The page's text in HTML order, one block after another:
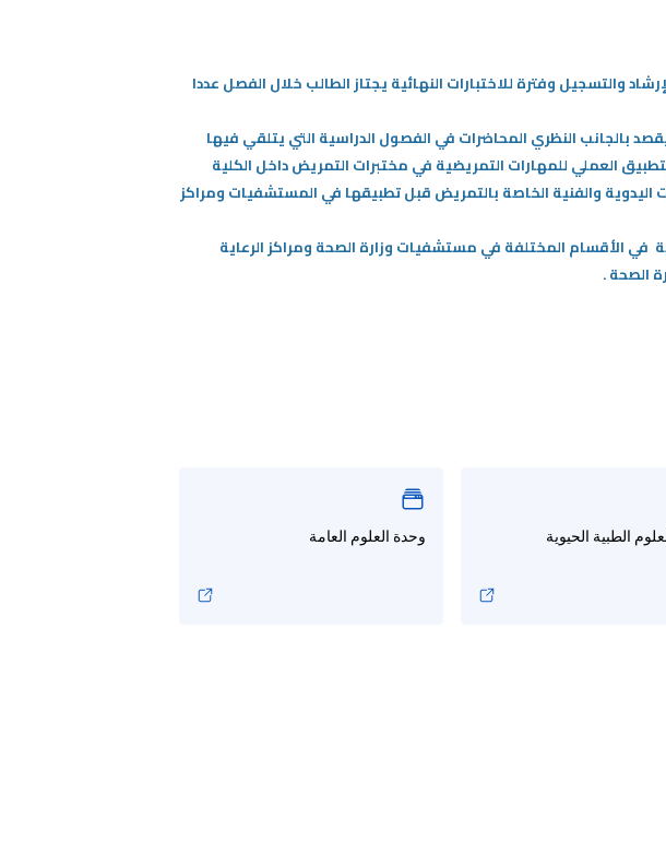
14 أسبوعا دراسيا يضاف إليه فترة الإرشاد والتسجيل وفترة للاختبارات النهائية يجتاز الطالب خلال الفصل عددا
بالجانب النظري المحاضرات في الفصول الدراسية التي يتلقي فيها
العملي للمهارات التمريضية في مختبرات التمريض داخل الكلية
والفنية الخاصة بالتمريض قبل تطبيقها في المستشفيات ومراكز
الأقسام المختلفة في مستشفيات وزارة الصحة ومراكز الرعاية
الصحة .
الطبية الحيوية وحدة العلوم العامة